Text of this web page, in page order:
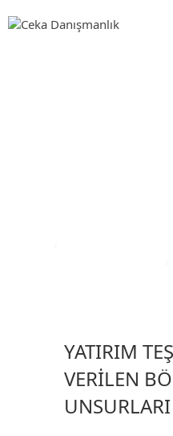
YATIRIM
VERİLEN
UNSURLARI